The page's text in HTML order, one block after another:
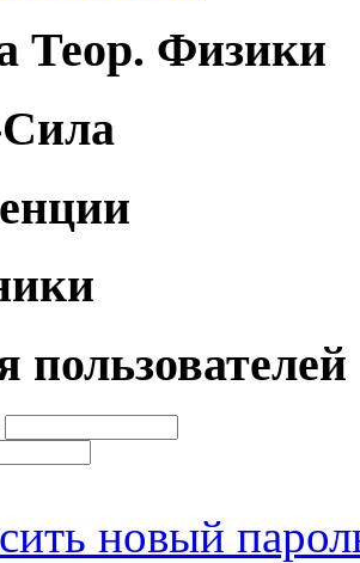
Теор. Физики
пользователей
новый